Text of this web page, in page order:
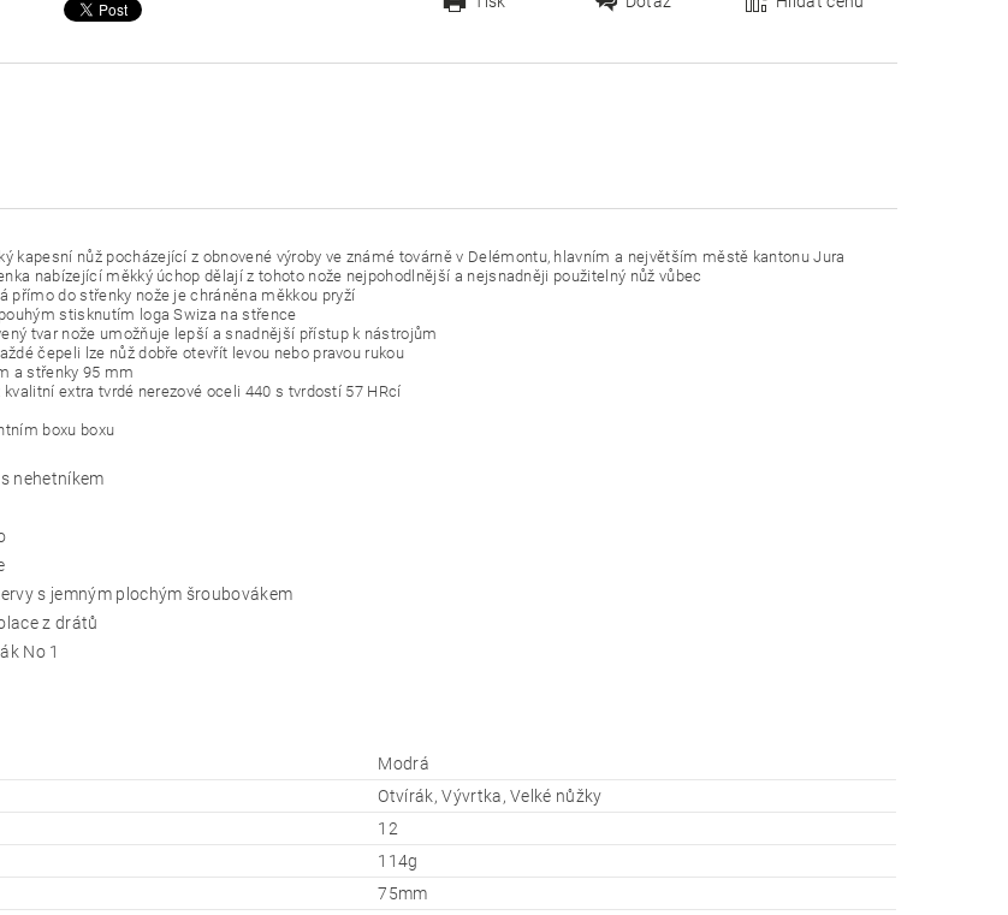
kapesní nůž pocházející z obnovené výroby ve známé továrně v Delémontu, hlavním a největším městě kantonu Jura
nabízející měkký úchop dělají z tohoto nože nejpohodlnější a nejsnadněji použitelný nůž vůbec
přímo do střenky nože je chráněna měkkou pryží
stisknutím loga Swiza na střence
tvar nože umožňuje lepší a snadnější přístup k nástrojům
čepeli lze nůž dobře otevřít levou nebo pravou rukou
a střenky 95 mm
kvalitní extra tvrdé nerezové oceli 440 s tvrdostí 57 HRcí
boxu boxu
nehetníkem
s jemným plochým šroubovákem
z drátů
No 1
Modrá
Otvírák, Vývrtka, Velké nůžky
12
114g
75mm